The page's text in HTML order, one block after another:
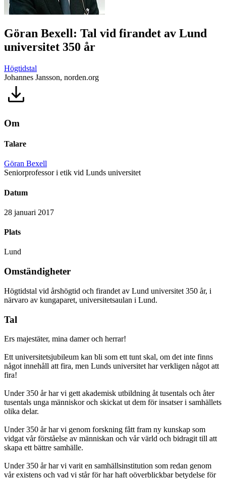
Göran Bexell: Tal vid firandet av Lund
universitet 350 år
Högtidstal
Johannes Jansson, norden.org
Om
Talare
Göran Bexell
Seniorprofessor i etik vid Lunds universitet
Datum
28 januari 2017
Plats
Lund
Omständigheter
Högtidstal vid årshögtid och firandet av Lund universitet 350 år, i
närvaro av kungaparet, universitetsaulan i Lund.
Tal
Ers majestäter, mina damer och herrar!
Ett universitetsjubileum kan bli som ett tunt skal, om det inte finns
något innehåll att fira, men Lunds universitet har verkligen något att
fira!
Under 350 år har vi gett akademisk utbildning åt tusentals och åter
tusentals unga människor och skickat ut dem för insatser i samhällets
olika delar.
Under 350 år har vi genom forskning fått fram ny kunskap som
vidgat vår förståelse av människan och vår värld och bidragit till att
skapa ett bättre samhälle.
Under 350 år har vi varit en samhällsinstitution som redan genom
vår existens och vad vi står för har haft oöverblickbar betydelse för